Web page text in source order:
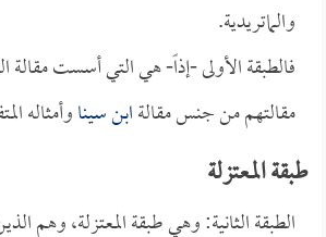
والماتريدية.
فالطبقة الأولى -إذاً- هي التي أسست مقالة
مقالتهم من جنس مقالةابن سيناوأمثاله
طبقة المعتزلة
الطبقة الثانية: وهي طبقة المعتزلة، وهم